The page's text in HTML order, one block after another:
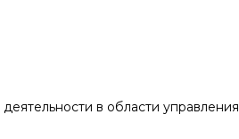
в области управления